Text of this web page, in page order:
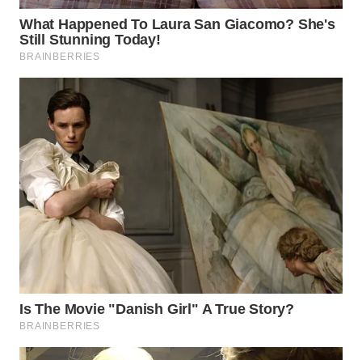
WAHANA
NEWS
WAHANA
ADVOKAT
WAHANA
INFRASTRUKTUR
WAHANA
KONSUMEN
WAHANA
LISTRIK